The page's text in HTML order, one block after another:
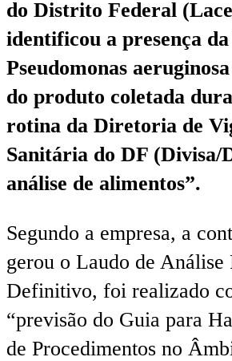
do Distrito Federal
identificou a presença
Pseudomonas
do produto coletada
rotina da Diretoria de
Sanitária do DF (Divisa/
análise de alimentos”.
Segundo a empresa, a
gerou o Laudo de Análise
Definitivo, foi realizado
“previsão do Guia para
de Procedimentos no